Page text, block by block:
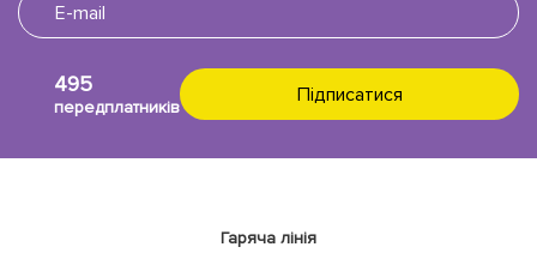
495
передплатників
Гаряча лінія